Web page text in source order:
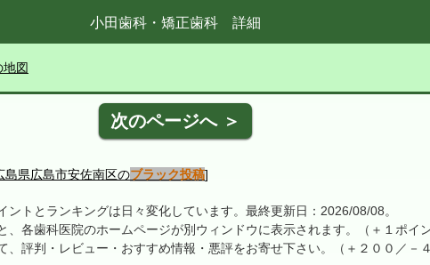
小田歯科・矯正歯科 詳細
図
次のページへ ＞
島県広島市安佐南区のブラック投稿]
トとランキングは日々変化しています。最終更新日：2026/08/08。
各歯科医院のホームページが別ウィンドウに表示されます。（＋１ポイン
評判・レビュー・おすすめ情報・悪評をお寄せ下さい。（＋２００／－